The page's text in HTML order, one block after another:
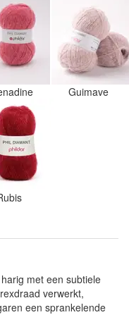
Guimave
met een subtiele
verwerkt,
een sprankelende